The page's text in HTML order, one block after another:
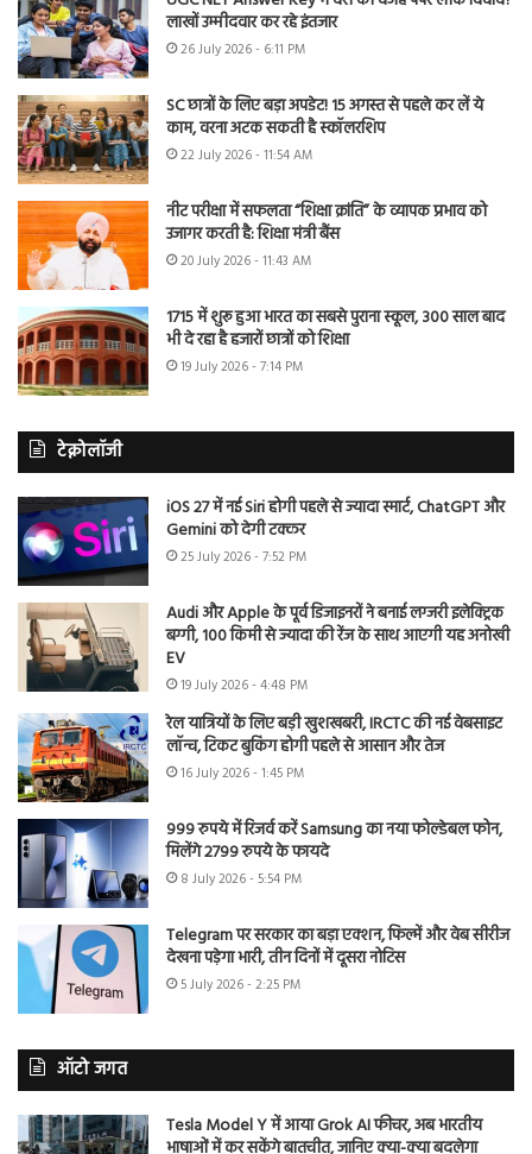
लाखों उम्मीदवार कर रहे इंतजार
26 July 2026 - 6:11 PM
SC छात्रों के लिए बड़ा अपडेट! 15 अगस्त से पहले कर लें ये
काम, वरना अटक सकती है स्कॉलरशिप
22 July 2026 - 11:54 AM
नीट परीक्षा में सफलता “शिक्षा क्रांति” के व्यापक प्रभाव को
उजागर करती है: शिक्षा मंत्री बैंस
20 July 2026 - 11:43 AM
1715 में शुरू हुआ भारत का सबसे पुराना स्कूल, 300 साल बाद
भी दे रहा है हजारों छात्रों को शिक्षा
19 July 2026 - 7:14 PM
टेक्नोलॉजी
iOS 27 में नई Siri होगी पहले से ज्यादा स्मार्ट, ChatGPT और
Gemini को देगी टक्कर
25 July 2026 - 7:52 PM
Audi और Apple के पूर्व डिजाइनरों ने बनाई लग्जरी इलेक्ट्रिक
बग्गी, 100 किमी से ज्यादा की रेंज के साथ आएगी यह अनोखी
EV
19 July 2026 - 4:48 PM
रेल यात्रियों के लिए बड़ी खुशखबरी, IRCTC की नई वेबसाइट
लॉन्च, टिकट बुकिंग होगी पहले से आसान और तेज
16 July 2026 - 1:45 PM
999 रुपये में रिजर्व करें Samsung का नया फोल्डेबल फोन,
मिलेंगे 2799 रुपये के फायदे
8 July 2026 - 5:54 PM
Telegram पर सरकार का बड़ा एक्शन, फिल्में और वेब सीरीज
देखना पड़ेगा भारी, तीन दिनों में दूसरा नोटिस
5 July 2026 - 2:25 PM
ऑटो जगत
Tesla Model Y में आया Grok AI फीचर, अब भारतीय
भाषाओं में कर सकेंगे बातचीत, जानिए क्या-क्या बदलेगा